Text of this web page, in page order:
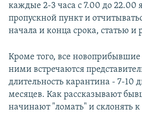
каждые 2-3 часа с 7.00 до 22.00
пропускной пункт и
начала и конца срока, статью и
Кроме того, все
ними встречаются
длительность карантина - 7-10
месяцев. Как рассказывают
начинают "ломать" и склонять